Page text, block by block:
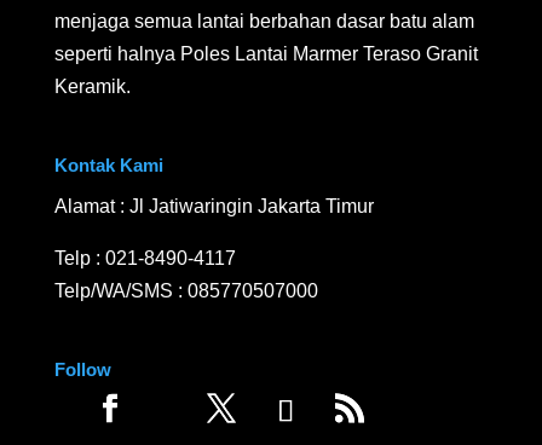
menjaga semua lantai berbahan dasar batu alam
seperti halnya Poles Lantai Marmer Teraso Granit
Keramik.
Kontak Kami
Alamat : Jl Jatiwaringin Jakarta Timur
Telp : 021-8490-4117
Telp/WA/SMS : 085770507000
Follow